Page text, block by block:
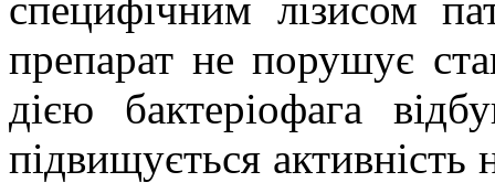
препарат не порушує
дією бактеріофага
підвищується активність